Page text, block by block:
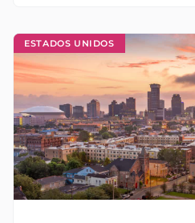
ESTADOS UNIDOS